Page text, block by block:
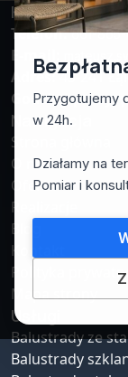
Kontakt
Telefon: 661-865-
E-mail:
Adres:43-241
Godziny pracy:
Nawigacja
Strona główna
O nas
Oferta
Realizacje
Blog
Kontakt
Polityka
Mapa strony
Usługi
Balustrady ze
Balustrady
Przygotujemy
w 24h.
Działamy na
Pomiar i